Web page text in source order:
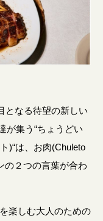
となる待望の新しい
が集う“ちょうどい
)“は、お肉(Chuleto
の２つの言葉が合わ
楽しむ大人のための